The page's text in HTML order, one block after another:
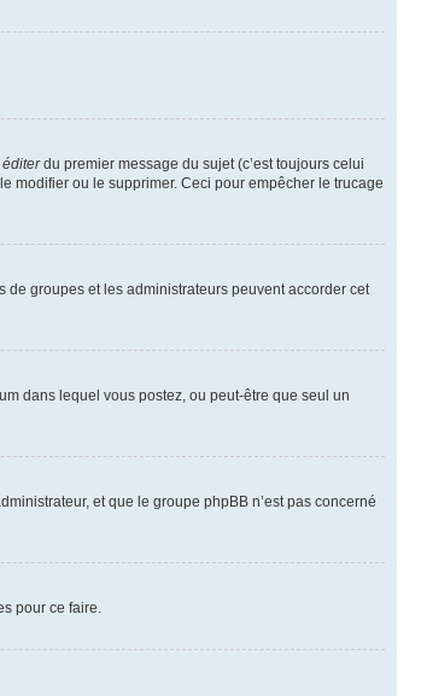
éditerdu premier message du sujet (c’est toujours celui
modifier ou le supprimer. Ceci pour empêcher le trucage
groupes et les administrateurs peuvent accorder cet
dans lequel vous postez, ou peut-être que seul un
et que le groupe phpBB n’est pas concerné
pour ce faire.